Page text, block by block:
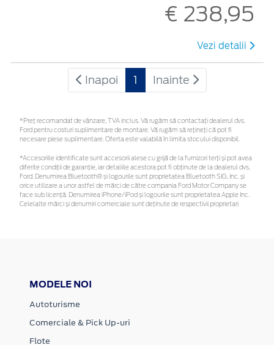
€ 238,95
Vezi detalii
Inapoi 1 Inainte
*Preţ recomandat de vânzare, TVA inclus. Vă rugăm să contactaţi dealerul dvs.
Ford pentru costuri suplimentare de montare. Vă rugăm să rețineți că pot fi
necesare piese suplimentare. Oferta este valabilă în limita stocului disponibil.
*Accesoriile identificate sunt accesorii alese cu grijă de la furnizori terți și pot avea
diferite condiții de garanție, iar detaliile acestora pot fi obținute de la dealerul dvs.
Ford. Denumirea Bluetooth® și logourile sunt proprietatea Bluetooth SIG, Inc. și
orice utilizare a unor astfel de mărci de către compania Ford Motor Company se
face sub licență. Denumirea iPhone/iPod și logourile sunt proprietatea Apple Inc.
Celelalte mărci și denumiri comerciale sunt deținute de respectivii proprietari
MODELE NOI
Autoturisme
Comerciale & Pick Up-uri
Flote